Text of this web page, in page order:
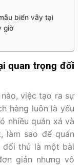
biển vẫy tại
giờ
quan trọng đối
việc tạo ra sự
hàng luôn là yếu
nhiều quán xá và
làm sao để quán
đối thủ là một bài
giản nhưng vô